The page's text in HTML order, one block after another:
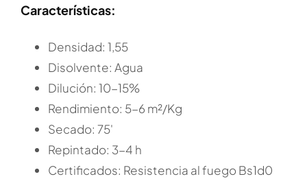
Características:
Densidad: 1,55
Disolvente: Agua
Dilución: 10-15%
Rendimiento: 5-6 m²/Kg
Secado: 75'
Repintado: 3-4 h
Certificados: Resistencia al fuego Bs1d0